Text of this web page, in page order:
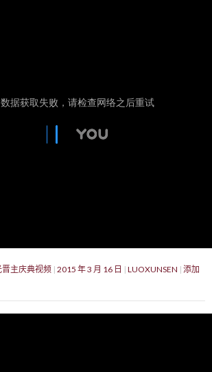
主庆典视频 2015 年 3 月 16 日 LUOXUNSEN 添加